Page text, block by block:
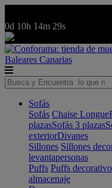
0d 10h 14m 29s
Baleares Canarias
Sofás
Sofás Chaise Longue
plazasSofás 3 plazas
exteriorDivanes
Sillones Sillones
levantapersonas
Puffs Puffs
almacenaje